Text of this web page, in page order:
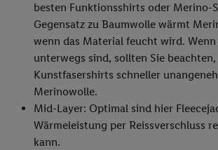
besten Funktionsshirts oder Merino-
Gegensatz zu Baumwolle wärmt
wenn das Material feucht wird. Wenn
unterwegs sind, sollten Sie beachten,
Kunstfasershirts schneller
Merinowolle.
Mid-Layer: Optimal sind hier
Wärmeleistung per Reissverschluss
kann.